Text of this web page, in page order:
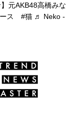
元AKB48高橋みな
ース #猫 ♬ Neko -